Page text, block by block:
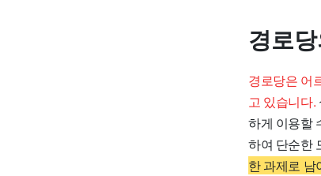
경로
경로당은 어
고 있습니다.
하게 이용할
하여 단순한
한 과제로 남